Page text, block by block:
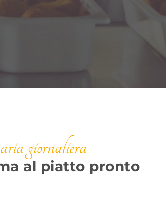
giornaliera
al piatto pronto